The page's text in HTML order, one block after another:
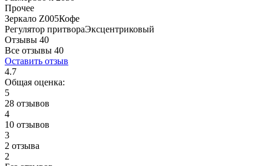
Прочее
Зеркало Z005Кофе
Регулятор притвораЭксцентриковый
Отзывы 40
Все отзывы 40
Оставить отзыв
4.7
Общая оценка:
5
28 отзывов
4
10 отзывов
3
2 отзыва
2